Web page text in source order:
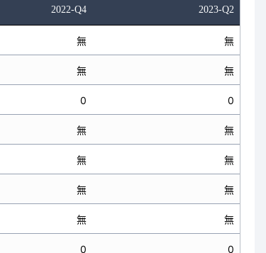
2022-Q4 2023-Q2
無 無
無 無
0 0
無 無
無 無
無 無
無 無
0 0